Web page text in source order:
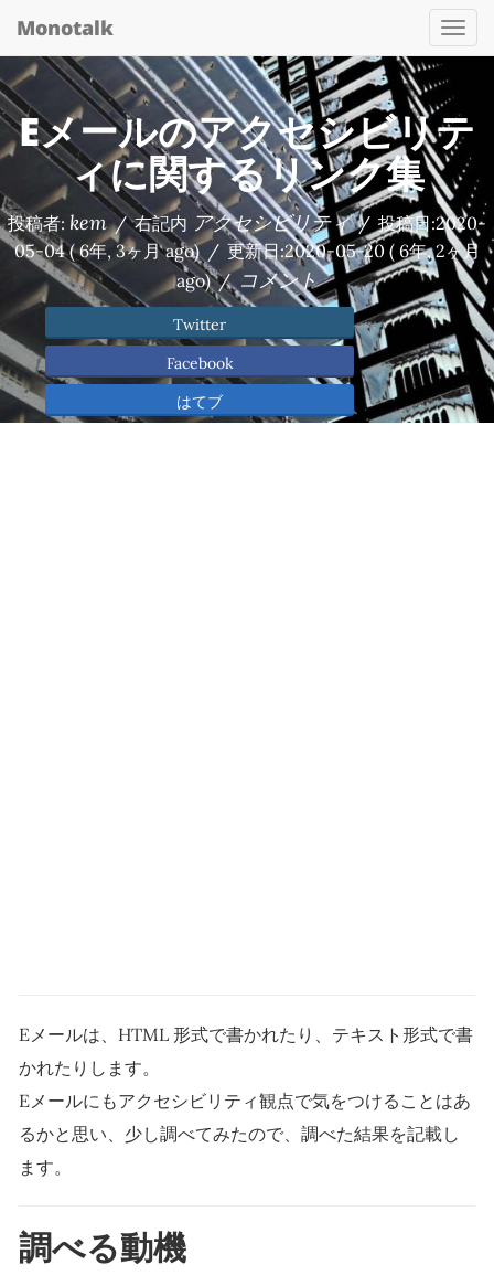
Monotalk
Eメールのアクセシビリテ
ィに関するリンク集
投稿者: kem / 右記内 アクセシビリティ / 投稿日:2020-
05-04( 6年, 3ヶ月 ago) / 更新日:2020-05-20 ( 6年, 2ヶ月
ago) / コメント
Twitter
Facebook
はてブ
Eメールは、HTML 形式で書かれたり、テキスト形式で書
かれたりします。
Eメールにもアクセシビリティ観点で気をつけることはあ
るかと思い、少し調べてみたので、調べた結果を記載し
ます。
調べる動機